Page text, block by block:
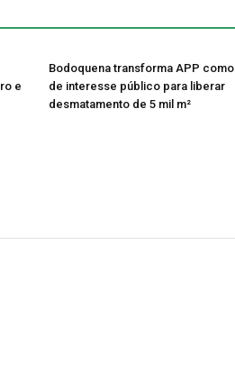
e
Bodoquena transforma APP como
de interesse público para liberar
desmatamento de 5 mil m²